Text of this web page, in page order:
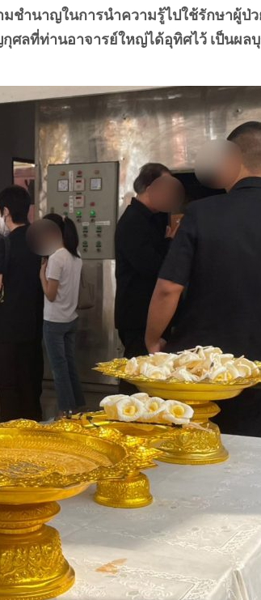
ำนาญในการนำความรู้ไปใช้รักษาผู้ป่
ศลที่ท่านอาจารย์ใหญ่ได้อุทิศไว้ เป็น